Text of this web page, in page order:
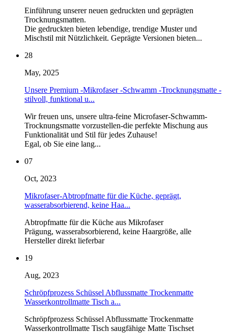
Einführung unserer neuen gedruckten und geprägten
Trocknungsmatten.
Die gedruckten bieten lebendige, trendige Muster und
Mischstil mit Nützlichkeit. Geprägte Versionen bieten...
28
May, 2025
Unsere Premium -Mikrofaser -Schwamm -Trocknungsmatte -
stilvoll, funktional u...
Wir freuen uns, unsere ultra-feine Microfaser-Schwamm-
Trocknungsmatte vorzustellen-die perfekte Mischung aus
Funktionalität und Stil für jedes Zuhause!
Egal, ob Sie eine lang...
07
Oct, 2023
Mikrofaser-Abtropfmatte für die Küche, geprägt,
wasserabsorbierend, keine Haa...
Abtropfmatte für die Küche aus Mikrofaser
Prägung, wasserabsorbierend, keine Haargröße, alle
Hersteller direkt lieferbar
19
Aug, 2023
Schröpfprozess Schüssel Abflussmatte Trockenmatte
Wasserkontrollmatte Tisch a...
Schröpfprozess Schüssel Abflussmatte Trockenmatte
Wasserkontrollmatte Tisch saugfähige Matte Tischset